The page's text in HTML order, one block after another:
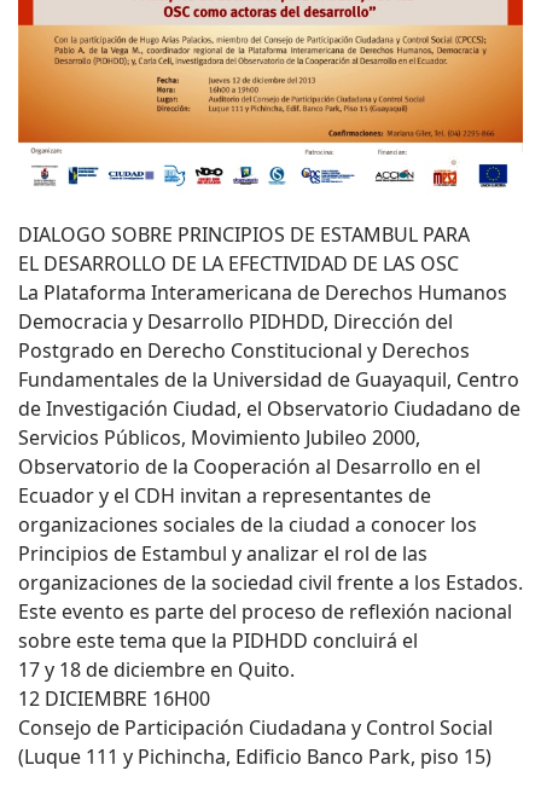
DIALOGO SOBRE PRINCIPIOS DE ESTAMBUL PARA
EL DESARROLLO DE LA EFECTIVIDAD DE LAS OSC
La Plataforma Interamericana de Derechos Humanos
Democracia y Desarrollo PIDHDD, Dirección del
Postgrado en Derecho Constitucional y Derechos
Fundamentales de la Universidad de Guayaquil, Centro
de Investigación Ciudad, el Observatorio Ciudadano de
Servicios Públicos, Movimiento Jubileo 2000,
Observatorio de la Cooperación al Desarrollo en el
Ecuador y el CDH invitan a representantes de
organizaciones sociales de la ciudad a conocer los
Principios de Estambul y analizar el rol de las
organizaciones de la sociedad civil frente a los Estados.
Este evento es parte del proceso de reflexión nacional
sobre este tema que la PIDHDD concluirá el
17 y 18 de diciembre en Quito.
12 DICIEMBRE 16H00
Consejo de Participación Ciudadana y Control Social
(Luque 111 y Pichincha, Edificio Banco Park, piso 15)